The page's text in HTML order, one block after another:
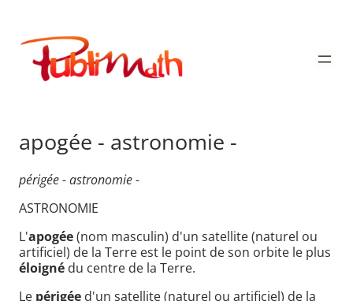
contenu
Publimath
apogée - astronomie -
périgée - astronomie -
ASTRONOMIE
L'apogée(nom masculin) d'un satellite (naturel ou
artificiel) de la Terre est le point de son orbite le plus
éloigné du centre de la Terre.
Le périgée d'un satellite (naturel ou artificiel) de la